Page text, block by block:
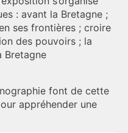
: avant la Bretagne ;
ses frontières ; croire
des pouvoirs ; la
Bretagne
font de cette
appréhender une